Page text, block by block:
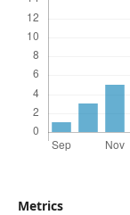
Metrics